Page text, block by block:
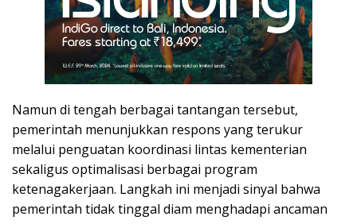
Namun di tengah berbagai tantangan tersebut,
pemerintah menunjukkan respons yang terukur
melalui penguatan koordinasi lintas kementerian
sekaligus optimalisasi berbagai program
ketenagakerjaan. Langkah ini menjadi sinyal bahwa
pemerintah tidak tinggal diam menghadapi ancaman